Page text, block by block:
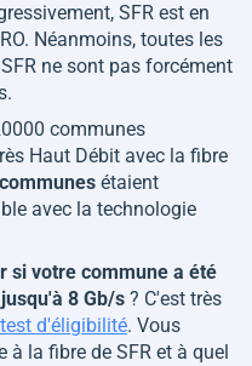
SFR est en
Néanmoins, toutes les
ne sont pas forcément
communes
Haut Débit avec la fibre
étaient
avec la technologie
si votre commune a été
8 Gb/s ? C'est très
test d'éligibilité. Vous
la fibre de SFR et à quel